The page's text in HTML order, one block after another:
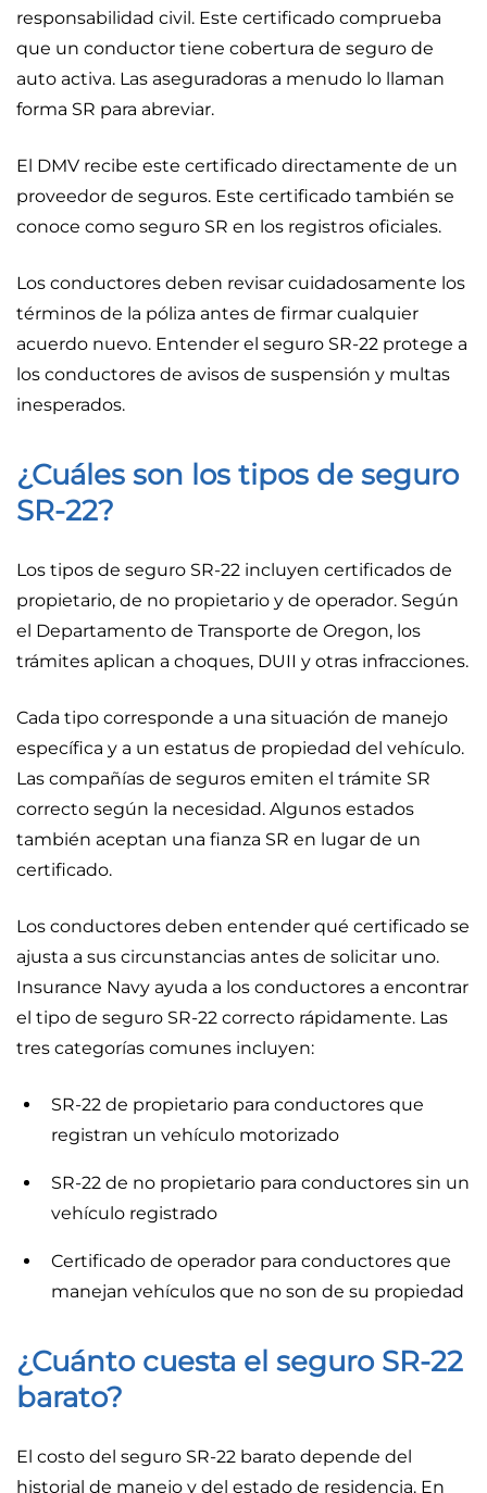
responsabilidad civil. Este certificado comprueba
que un conductor tiene cobertura de seguro de
auto activa. Las aseguradoras a menudo lo llaman
forma SR para abreviar.
El DMV recibe este certificado directamente de un
proveedor de seguros. Este certificado también se
conoce como seguro SR en los registros oficiales.
Los conductores deben revisar cuidadosamente los
términos de la póliza antes de firmar cualquier
acuerdo nuevo. Entender el seguro SR-22 protege a
los conductores de avisos de suspensión y multas
inesperados.
¿Cuáles son los tipos de seguro
SR-22?
Los tipos de seguro SR-22 incluyen certificados de
propietario, de no propietario y de operador. Según
el Departamento de Transporte de Oregon, los
trámites aplican a choques, DUII y otras infracciones.
Cada tipo corresponde a una situación de manejo
específica y a un estatus de propiedad del vehículo.
Las compañías de seguros emiten el trámite SR
correcto según la necesidad. Algunos estados
también aceptan una fianza SR en lugar de un
certificado.
Los conductores deben entender qué certificado se
ajusta a sus circunstancias antes de solicitar uno.
Insurance Navy ayuda a los conductores a encontrar
el tipo de seguro SR-22 correcto rápidamente. Las
tres categorías comunes incluyen:
SR-22 de propietario para conductores que
registran un vehículo motorizado
SR-22 de no propietario para conductores sin un
vehículo registrado
Certificado de operador para conductores que
manejan vehículos que no son de su propiedad
¿Cuánto cuesta el seguro SR-22
barato?
El costo del seguro SR-22 barato depende del
historial de manejo y del estado de residencia. En